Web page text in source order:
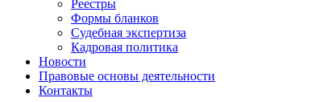
Реестры
Формы бланков
Судебная экспертиза
Кадровая политика
Новости
Правовые основы деятельности
Контакты